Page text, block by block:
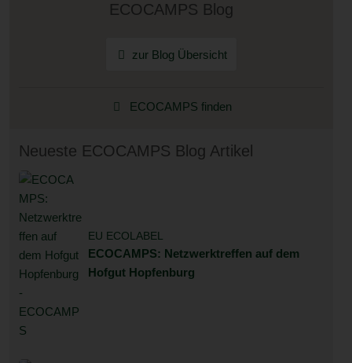
ECOCAMPS Blog
zur Blog Übersicht
ECOCAMPS finden
Neueste ECOCAMPS Blog Artikel
EU ECOLABEL
ECOCAMPS: Netzwerktreffen auf dem
Hofgut Hopfenburg